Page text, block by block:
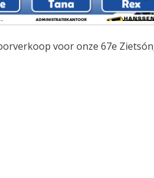
voor onze 67e